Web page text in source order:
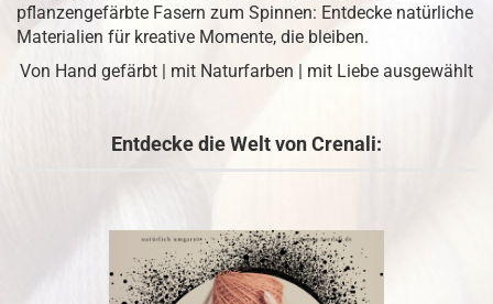
pflanzengefärbte Fasern zum Spinnen: Entdecke natürliche
Materialien für kreative Momente, die bleiben.
Von Hand gefärbt | mit Naturfarben | mit Liebe ausgewählt
Entdecke die Welt von Crenali: